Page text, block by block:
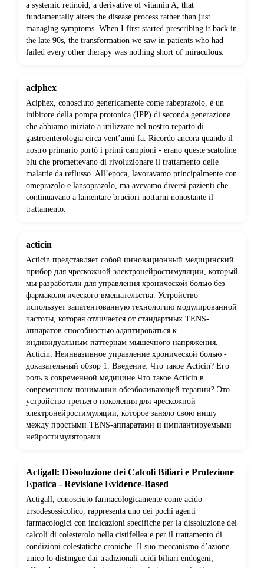
a systemic retinoid, a derivative of vitamin A, that
fundamentally alters the disease process rather than just
managing symptoms. When I first started prescribing it back in
the late 90s, the transformation we saw in patients who had
failed every other therapy was nothing short of miraculous.
aciphex
Aciphex, conosciuto genericamente come rabeprazolo, è un
inibitore della pompa protonica (IPP) di seconda generazione
che abbiamo iniziato a utilizzare nel nostro reparto di
gastroenterologia circa vent’anni fa. Ricordo ancora quando il
nostro primario portò i primi campioni - erano queste scatoline
blu che promettevano di rivoluzionare il trattamento delle
malattie da reflusso. All’epoca, lavoravamo principalmente con
omeprazolo e lansoprazolo, ma avevamo diversi pazienti che
continuavano a lamentare bruciori notturni nonostante il
trattamento.
acticin
Acticin представляет собой инновационный медицинский
прибор для чрескожной электронейростимуляции, который
мы разработали для управления хронической болью без
фармакологического вмешательства. Устройство
использует запатентованную технологию модулированной
частоты, которая отличается от стандартных TENS-
аппаратов способностью адаптироваться к
индивидуальным паттернам мышечного напряжения.
Acticin: Неинвазивное управление хронической болью -
доказательный обзор 1. Введение: Что такое Acticin? Его
роль в современной медицине Что такое Acticin в
современном понимании обезболивающей терапии? Это
устройство третьего поколения для чрескожной
электронейростимуляции, которое заняло свою нишу
между простыми TENS-аппаратами и имплантируемыми
нейростимуляторами.
Actigall: Dissoluzione dei Calcoli Biliari e Protezione
Epatica - Revisione Evidence-Based
Actigall, conosciuto farmacologicamente come acido
ursodesossicolico, rappresenta uno dei pochi agenti
farmacologici con indicazioni specifiche per la dissoluzione dei
calcoli di colesterolo nella cistifellea e per il trattamento di
condizioni colestatiche croniche. Il suo meccanismo d’azione
unico lo distingue dai tradizionali acidi biliari endogeni,